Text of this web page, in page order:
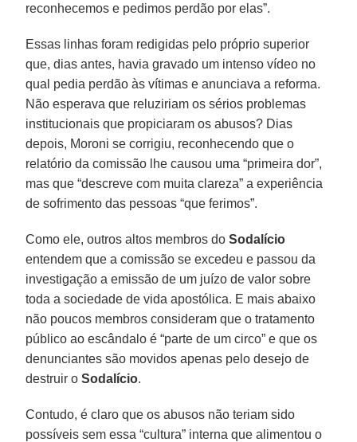
reconhecemos e pedimos perdão por elas”.
Essas linhas foram redigidas pelo próprio superior
que, dias antes, havia gravado um intenso vídeo no
qual pedia perdão às vítimas e anunciava a reforma.
Não esperava que reluziriam os sérios problemas
institucionais que propiciaram os abusos? Dias
depois, Moroni se corrigiu, reconhecendo que o
relatório da comissão lhe causou uma “primeira dor”,
mas que “descreve com muita clareza” a experiência
de sofrimento das pessoas “que ferimos”.
Como ele, outros altos membros doSodalício
entendem que a comissão se excedeu e passou da
investigação a emissão de um juízo de valor sobre
toda a sociedade de vida apostólica. E mais abaixo
não poucos membros consideram que o tratamento
público ao escândalo é “parte de um circo” e que os
denunciantes são movidos apenas pelo desejo de
destruir oSodalício.
Contudo, é claro que os abusos não teriam sido
possíveis sem essa “cultura” interna que alimentou o